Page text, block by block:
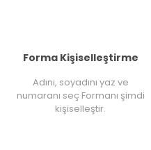
Forma Kişiselleştirme
Adını, soyadını yaz ve
numaranı seç Formanı şimdi
kişiselleştir.